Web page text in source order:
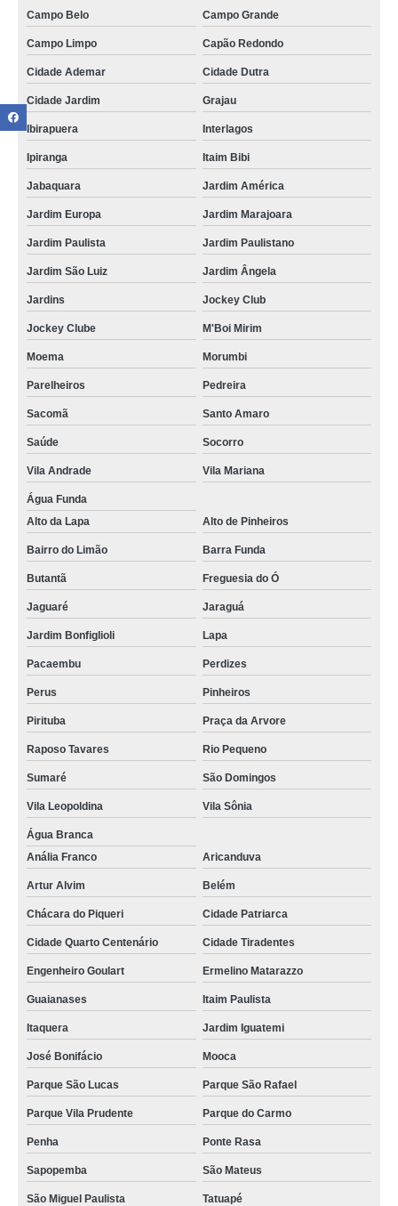
Campo Belo Campo Grande
Campo Limpo Capão Redondo
Cidade Ademar Cidade Dutra
Cidade Jardim Grajau
Ibirapuera Interlagos
Ipiranga Itaim Bibi
Jabaquara Jardim América
Jardim Europa Jardim Marajoara
Jardim Paulista Jardim Paulistano
Jardim São Luiz Jardim Ângela
Jardins Jockey Club
Jockey Clube M'Boi Mirim
Moema Morumbi
Parelheiros Pedreira
Sacomã Santo Amaro
Saúde Socorro
Vila Andrade Vila Mariana
Água Funda
Alto da Lapa
Alto de Pinheiros
Bairro do Limão Barra Funda
Butantã Freguesia do Ó
Jaguaré Jaraguá
Jardim Bonfiglioli Lapa
Pacaembu Perdizes
Perus Pinheiros
Pirituba Praça da Arvore
Raposo Tavares Rio Pequeno
Sumaré São Domingos
Vila Leopoldina Vila Sônia
Água Branca
Anália Franco
Aricanduva
Artur Alvim Belém
Chácara do Piqueri Cidade Patriarca
Cidade Quarto Centenário Cidade Tiradentes
Engenheiro Goulart Ermelino Matarazzo
Guaianases Itaim Paulista
Itaquera Jardim Iguatemi
José Bonifácio Mooca
Parque São Lucas Parque São Rafael
Parque Vila Prudente Parque do Carmo
Penha Ponte Rasa
Sapopemba São Mateus
São Miguel Paulista Tatuapé